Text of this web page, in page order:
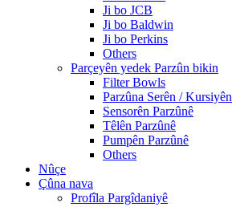
Ji bo JCB
Ji bo Baldwin
Ji bo Perkins
Others
Parçeyên yedek Parzûn bikin
Filter Bowls
Parzûna Serên / Kursiyên
Sensorên Parzûnê
Têlên Parzûnê
Pumpên Parzûnê
Others
Nûçe
Çûna nava
Profîla Pargîdaniyê